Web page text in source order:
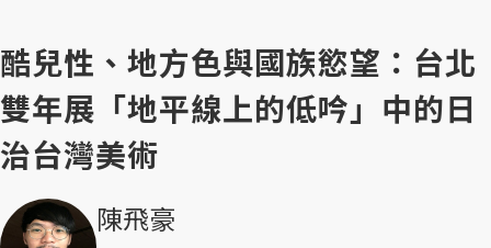
酷兒性、地方色與國族慾望：台北
雙年展「地平線上的低吟」中的日
治台灣美術
陳飛豪